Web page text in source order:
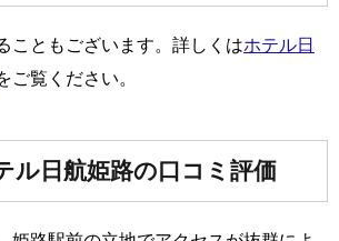
こともございます。詳しくはホテル日
ご覧ください。
ル日航姫路の口コミ評価